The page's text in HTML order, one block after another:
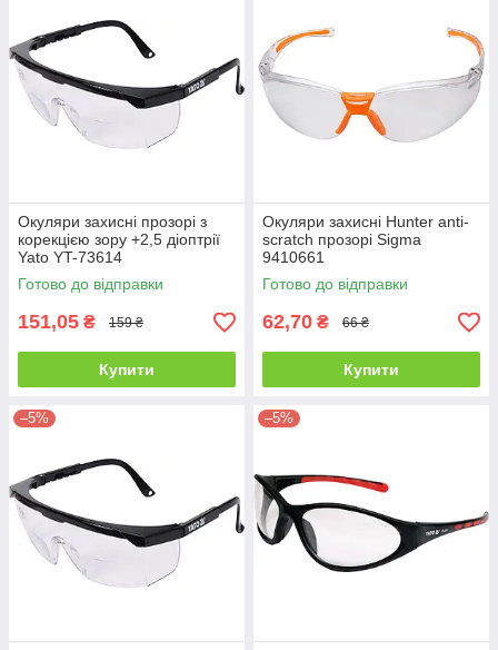
Окуляри захисні прозорі з
корекцією зору +2,5 діоптрії
Yato YT-73614
Готово до відправки
151,05 ₴ 159 ₴
Купити
Окуляри захисні Hunter anti-
scratch прозорі Sigma
9410661
Готово до відправки
62,70 ₴ 66 ₴
Купити
–5% –5%